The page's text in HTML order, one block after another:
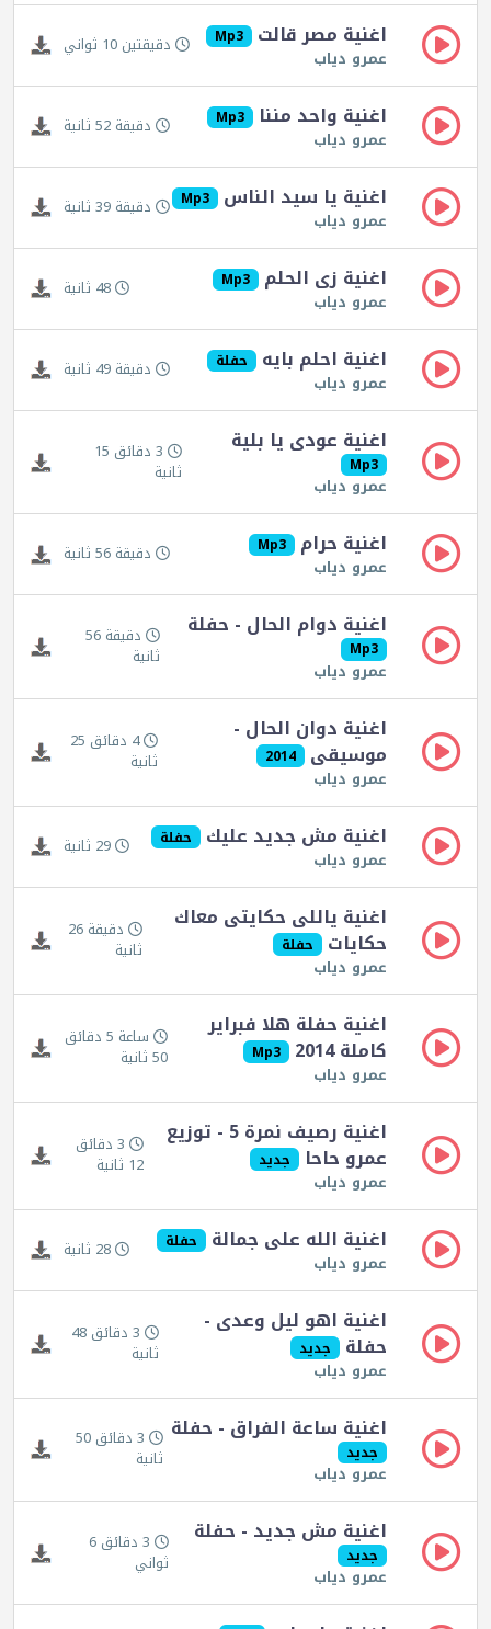
اغنية مصر قالت Mp3
عمرو دياب دقيقتين 10 ثواني
اغنية واحد مننا Mp3
عمرو دياب دقيقة 52 ثانية
اغنية يا سيد الناس Mp3
عمرو دياب دقيقة 39 ثانية
اغنية زى الحلم Mp3
عمرو دياب 48 ثانية
اغنية احلم بايه حفلة
عمرو دياب دقيقة 49 ثانية
اغنية عودى يا بلية
Mp3
عمرو دياب
3 دقائق 15
ثانية
اغنية حرام Mp3
عمرو دياب دقيقة 56 ثانية
اغنية دوام الحال - حفلة
Mp3
عمرو دياب
دقيقة 56
ثانية
اغنية دوان الحال -
موسيقى 2014
عمرو دياب
4 دقائق 25
ثانية
اغنية مش جديد عليك حفلة
عمرو دياب 29 ثانية
اغنية ياللى حكايتى معاك
حكايات حفلة
عمرو دياب
دقيقة 26
ثانية
اغنية حفلة هلا فبراير
كاملة 2014 Mp3
عمرو دياب
ساعة 5 دقائق
50 ثانية
اغنية رصيف نمرة 5 - توزيع
عمرو حاحا جديد
عمرو دياب
3 دقائق
12 ثانية
اغنية الله على جمالة حفلة
عمرو دياب 28 ثانية
اغنية اهو ليل وعدى -
حفلة جديد
عمرو دياب
3 دقائق 48
ثانية
اغنية ساعة الفراق - حفلة
جديد
عمرو دياب
3 دقائق 50
ثانية
اغنية مش جديد - حفلة
جديد
عمرو دياب
3 دقائق 6
ثواني